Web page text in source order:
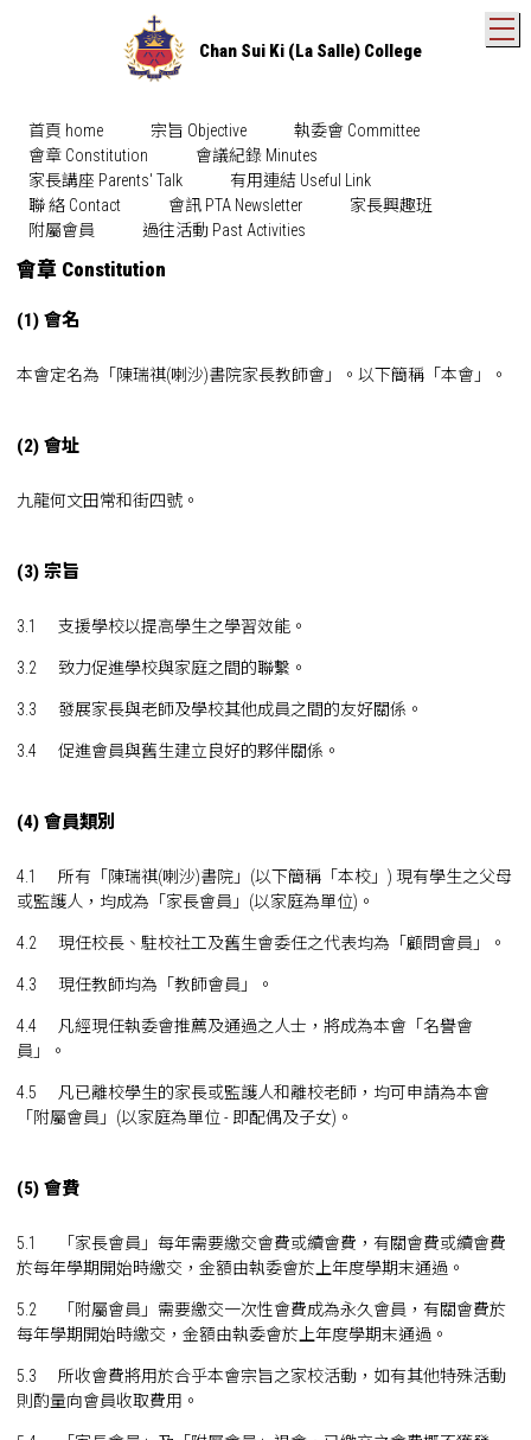
Chan Sui Ki (La Salle) College
首頁 home 宗旨 Objective
執委會 Committee
會章 Constitution
會議紀錄 Minutes
家長講座 Parents' Talk
有用連結 Useful Link
聯 絡 Contact
會訊 PTA Newsletter
家長興趣班
附屬會員
過往活動 Past Activities
會章 Constitution
(1) 會名
本會定名為「陳瑞祺(喇沙)書院家長教師會」。以下簡稱「本會」。
(2) 會址
九龍何文田常和街四號。
(3) 宗旨
3.1 支援學校以提高學生之學習效能。
3.2 致力促進學校與家庭之間的聯繫。
3.3 發展家長與老師及學校其他成員之間的友好關係。
3.4 促進會員與舊生建立良好的夥伴關係。
(4) 會員類別
4.1 所有「陳瑞祺(喇沙)書院」(以下簡稱「本校」) 現有學生之父母
或監護人，均成為「家長會員」(以家庭為單位)。
4.2 現任校長、駐校社工及舊生會委任之代表均為「顧問會員」。
4.3 現任教師均為「教師會員」。
4.4 凡經現任執委會推薦及通過之人士，將成為本會「名譽會
員」。
4.5 凡已離校學生的家長或監護人和離校老師，均可申請為本會
「附屬會員」(以家庭為單位 - 即配偶及子女)。
(5) 會費
5.1 「家長會員」每年需要繳交會費或續會費，有關會費或續會費
於每年學期開始時繳交，金額由執委會於上年度學期末通過。
5.2 「附屬會員」需要繳交一次性會費成為永久會員，有關會費於
每年學期開始時繳交，金額由執委會於上年度學期末通過。
5.3 所收會費將用於合乎本會宗旨之家校活動，如有其他特殊活動
則酌量向會員收取費用。